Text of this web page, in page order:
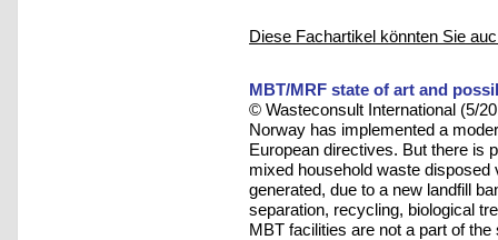
Diese Fachartikel könnten Sie
MBT/MRF state of art and
© Wasteconsult International (5/
Norway has implemented a
European directives. But there is
mixed household waste disposed
generated, due to a new landfill
separation, recycling, biological
MBT facilities are not a part of